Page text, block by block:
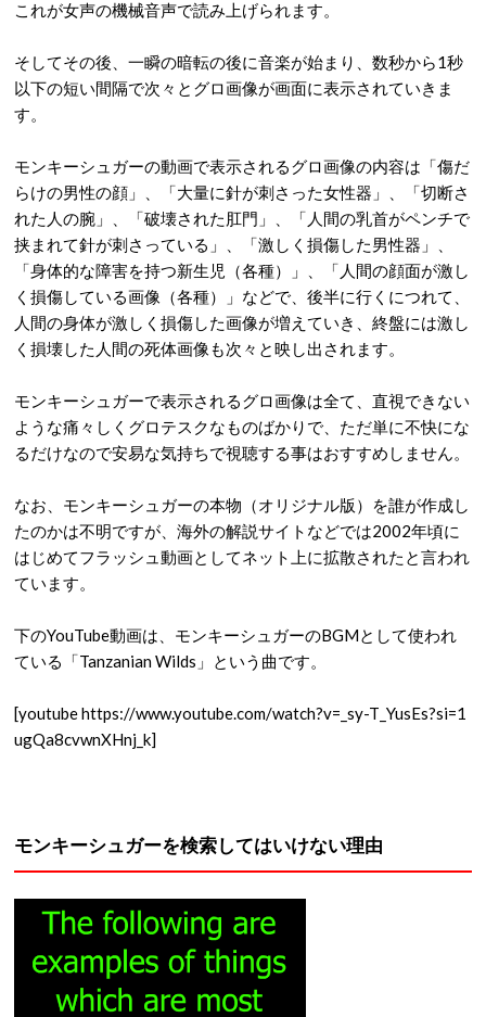
これが女声の機械音声で読み上げられます。
そしてその後、一瞬の暗転の後に音楽が始まり、数秒から1秒
以下の短い間隔で次々とグロ画像が画面に表示されていきま
す。
モンキーシュガーの動画で表示されるグロ画像の内容は「傷だ
らけの男性の顔」、「大量に針が刺さった女性器」、「切断さ
れた人の腕」、「破壊された肛門」、「人間の乳首がペンチで
挟まれて針が刺さっている」、「激しく損傷した男性器」、
「身体的な障害を持つ新生児（各種）」、「人間の顔面が激し
く損傷している画像（各種）」などで、後半に行くにつれて、
人間の身体が激しく損傷した画像が増えていき、終盤には激し
く損壊した人間の死体画像も次々と映し出されます。
モンキーシュガーで表示されるグロ画像は全て、直視できない
ような痛々しくグロテスクなものばかりで、ただ単に不快にな
るだけなので安易な気持ちで視聴する事はおすすめしません。
なお、モンキーシュガーの本物（オリジナル版）を誰が作成し
たのかは不明ですが、海外の解説サイトなどでは2002年頃に
はじめてフラッシュ動画としてネット上に拡散されたと言われ
ています。
下のYouTube動画は、モンキーシュガーのBGMとして使われ
ている「Tanzanian Wilds」という曲です。
[youtube https://www.youtube.com/watch?v=_sy-T_YusEs?si=1
ugQa8cvwnXHnj_k]
モンキーシュガーを検索してはいけない理由